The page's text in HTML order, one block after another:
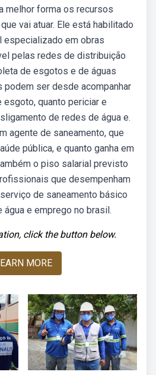
melhor forma os recursos
vai atuar. Ele está habilitado
especializado em obras
pelas redes de distribuição
de esgotos e de águas
podem ser desde acompanhar
esgoto, quanto periciar e
de redes de água e.
agente de saneamento, que
pública, e quanto ganha em
o piso salarial previsto
que desempenham
de saneamento básico
e emprego no brasil.
click the button below.
MORE